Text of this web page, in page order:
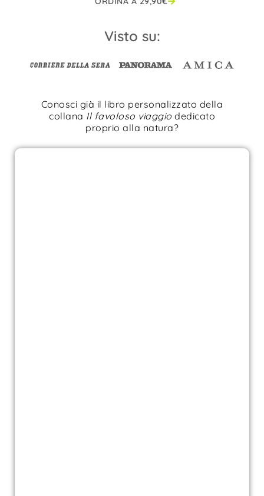
Visto su:
Conosci già il libro personalizzato della
collana Il favoloso viaggio dedicato
proprio alla natura?